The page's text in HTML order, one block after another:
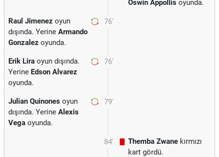
Oswin Appollis oyunda.
76'
Raul Jimenez oyun
dışında. Yerine Armando
Gonzalez oyunda.
76'
Erik Lira oyun dışında.
Yerine Edson Alvarez
oyunda.
79'
Julian Quinones oyun
dışında. Yerine Alexis
Vega oyunda.
84' Themba Zwane kırmızı
kart gördü.